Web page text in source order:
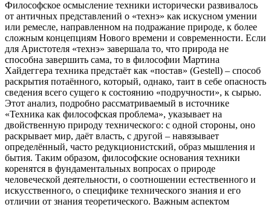
Философское осмысление техники исторически развивалось
от античных представлений о «технэ» как искусном умении
или ремесле, направленном на подражание природе, к более
сложным концепциям Нового времени и современности. Если
для Аристотеля «технэ» завершала то, что природа не
способна завершить сама, то в философии Мартина
Хайдеггера техника предстаёт как «постав» (Gestell) – способ
раскрытия потаённого, который, однако, таит в себе опасность
сведения всего сущего к состоянию «подручности», к сырью.
Этот анализ, подробно рассматриваемый в источнике
«Техника как философская проблема», указывает на
двойственную природу технического: с одной стороны, оно
раскрывает мир, даёт власть, с другой – навязывает
определённый, часто редукционистский, образ мышления и
бытия. Таким образом, философские основания техники
коренятся в фундаментальных вопросах о природе
человеческой деятельности, о соотношении естественного и
искусственного, о специфике технического знания и его
отличии от знания теоретического. Важным аспектом